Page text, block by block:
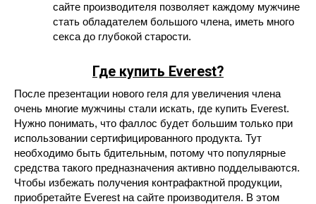
сайте производителя позволяет каждому мужчине
стать обладателем большого члена, иметь много
секса до глубокой старости.
Где купить Everest?
После презентации нового геля для увеличения члена
очень многие мужчины стали искать, где купить Everest.
Нужно понимать, что фаллос будет большим только при
использовании сертифицированного продукта. Тут
необходимо быть бдительным, потому что популярные
средства такого предназначения активно подделываются.
Чтобы избежать получения контрафактной продукции,
приобретайте Everest на сайте производителя. В этом